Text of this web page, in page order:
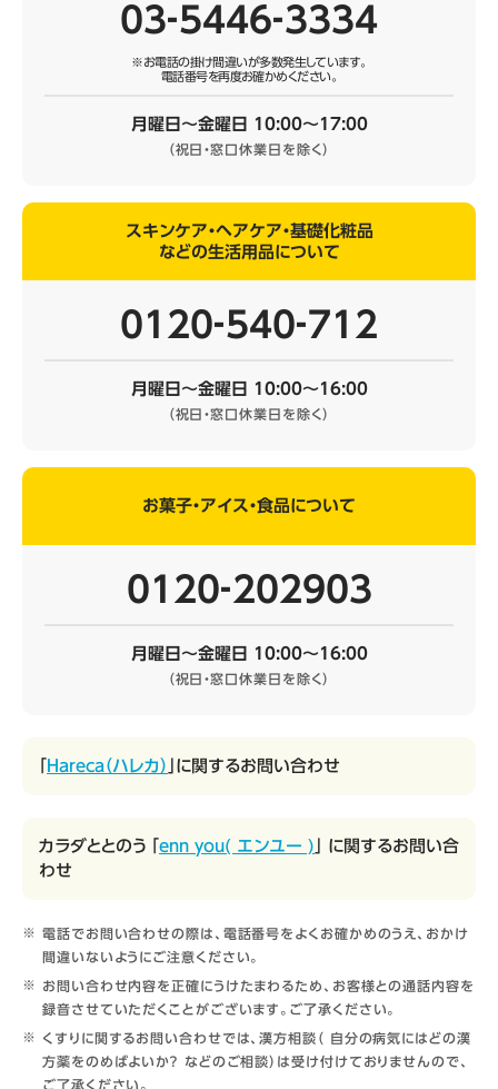
03‐5446‐3334
※お電話の掛け間違いが多数発生しています。
電話番号を再度お確かめください。
月曜日～金曜日 10:00～17:00
（祝日・窓口休業日を除く）
スキンケア・ヘアケア・基礎化粧品
などの生活用品について
0120‐540‐712
月曜日～金曜日 10:00～16:00
（祝日・窓口休業日を除く）
お菓子・アイス・食品について
0120‐202903
月曜日～金曜日 10:00～16:00
（祝日・窓口休業日を除く）
「Hareca（ハレカ） 」に関するお問い合わせ
カラダととのう 「enn you( エンユー ) 」 に関するお問い合
わせ
電話でお問い合わせの際は、電話番号をよくお確かめのうえ、おかけ
間違いないようにご注意ください。
お問い合わせ内容を正確にうけたまわるため、お客様との通話内容を
録音させていただくことがございます。ご了承ください。
くすりに関するお問い合わせでは、漢方相談（ 自分の病気にはどの漢
方薬をのめばよいか？ などのご相談）は受け付けておりませんので、
ご了承ください。